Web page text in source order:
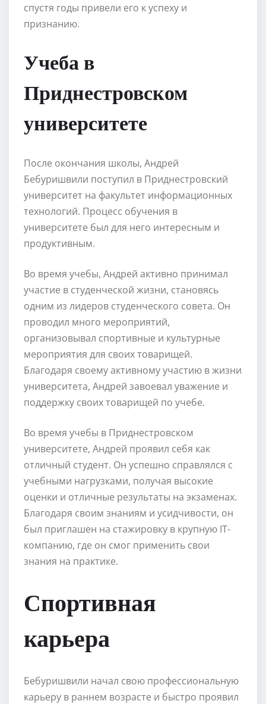
спустя годы привели его к успеху и
признанию.
Учеба в
Приднестровском
университете
После окончания школы, Андрей
Бебуришвили поступил в Приднестровский
университет на факультет информационных
технологий. Процесс обучения в
университете был для него интересным и
продуктивным.
Во время учебы, Андрей активно принимал
участие в студенческой жизни, становясь
одним из лидеров студенческого совета. Он
проводил много мероприятий,
организовывал спортивные и культурные
мероприятия для своих товарищей.
Благодаря своему активному участию в жизни
университета, Андрей завоевал уважение и
поддержку своих товарищей по учебе.
Во время учебы в Приднестровском
университете, Андрей проявил себя как
отличный студент. Он успешно справлялся с
учебными нагрузками, получая высокие
оценки и отличные результаты на экзаменах.
Благодаря своим знаниям и усидчивости, он
был приглашен на стажировку в крупную IT-
компанию, где он смог применить свои
знания на практике.
Спортивная
карьера
Бебуришвили начал свою профессиональную
карьеру в раннем возрасте и быстро проявил